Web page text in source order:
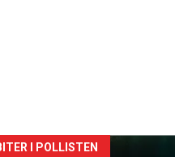
I POLLISTEN